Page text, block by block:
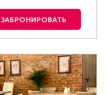
ЗАБРОНИРОВАТЬ